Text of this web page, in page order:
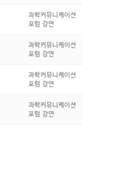
과학커뮤니케이션
포럼 강연
과학커뮤니케이션
포럼 강연
과학커뮤니케이션
포럼 강연
과학커뮤니케이션
포럼 강연